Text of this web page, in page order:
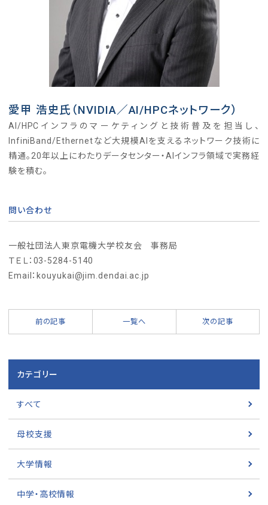
愛甲 浩史氏（NVIDIA／AI/HPCネットワーク）
AI/HPCインフラのマーケティングと技術普及を担当し、
InfiniBand/Ethernetなど大規模AIを支えるネットワーク技術に
精通。20年以上にわたりデータセンター・AIインフラ領域で実務経
験を積む。
問い合わせ
一般社団法人東京電機大学校友会 事務局
ＴＥＬ：03-5284-5140
Email：kouyukai@jim.dendai.ac.jp
前の記事 一覧へ 次の記事
カテゴリー
すべて
母校支援
大学情報
中学・高校情報